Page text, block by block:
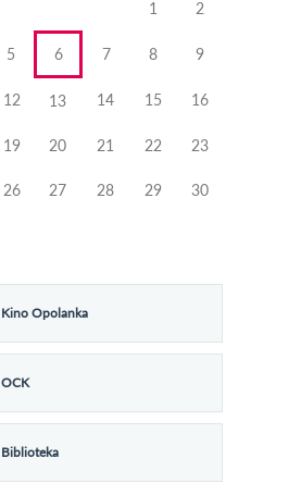
1 2
5 6 7 8 9
12 13 14 15 16
19 20 21 22 23
26 27 28 29 30
Kino Opolanka
OCK
Biblioteka